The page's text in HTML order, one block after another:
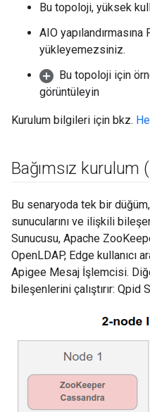
Bu topoloji, yüksek
AIO
yükleyemezsiniz.
Bu topoloji için
görüntüleyin
Kurulum bilgileri için bkz.
Bağımsız kurulum
Bu senaryoda tek bir
sunucularını ve ilişkili
Sunucusu, Apache
OpenLDAP, Edge kullanıcı
Apigee Mesaj İşlemcisi.
bileşenlerini çalıştırır: